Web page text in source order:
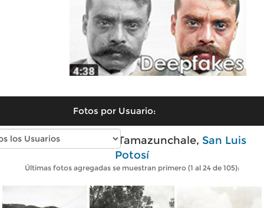
Fotos por Usuario:
Fotos antiguas de Tamazunchale, San Luis
Potosí
Últimas fotos agregadas se muestran primero (1 al 24 de 105):